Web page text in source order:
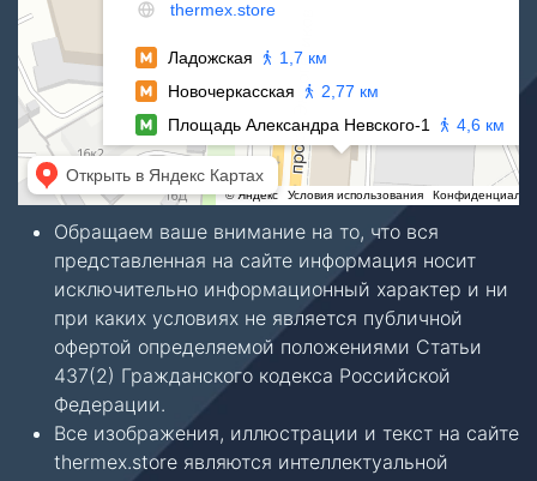
Обращаем ваше внимание на то, что вся
представленная на сайте информация носит
исключительно информационный характер и ни
при каких условиях не является публичной
офертой определяемой положениями Статьи
437(2) Гражданского кодекса Российской
Федерации.
Все изображения, иллюстрации и текст на сайте
thermex.store являются интеллектуальной